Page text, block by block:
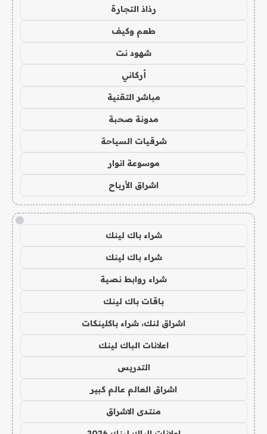
رذاذ التجارة
طعم وكيف
شهود نت
أركاني
مباشر التقنية
مدونة صحبة
شرقيات السياحة
موسوعة انوار
اشراق الأرباح
!
شراء باك لينك
شراء باك لينك
شراء روابط نصية
باقات باك لينك
اشراق لنك، شراء باكلينكات
اعلانات الباك لينك
التدريس
اشراق العالم عالم كبير
منتدى الاشراق